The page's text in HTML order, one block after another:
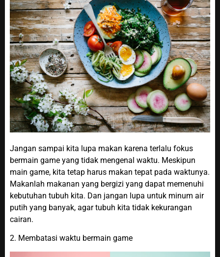
Jangan sampai kita lupa makan karena terlalu fokus
bermain game yang tidak mengenal waktu. Meskipun
main game, kita tetap harus makan tepat pada waktunya.
Makanlah makanan yang bergizi yang dapat memenuhi
kebutuhan tubuh kita. Dan jangan lupa untuk minum air
putih yang banyak, agar tubuh kita tidak kekurangan
cairan.
2. Membatasi waktu bermain game